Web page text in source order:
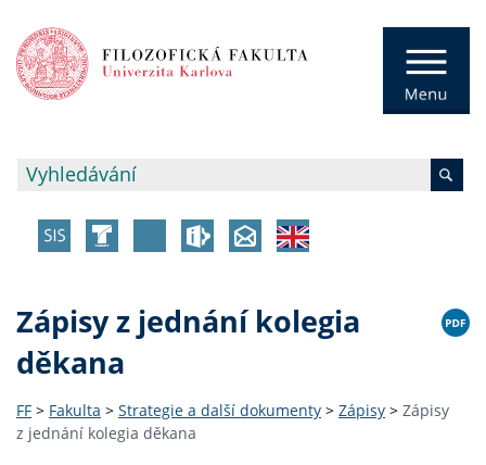
Zápisy z jednání kolegia
děkana
FF > Fakulta > Strategie a další dokumenty > Zápisy > Zápisy
z jednání kolegia děkana